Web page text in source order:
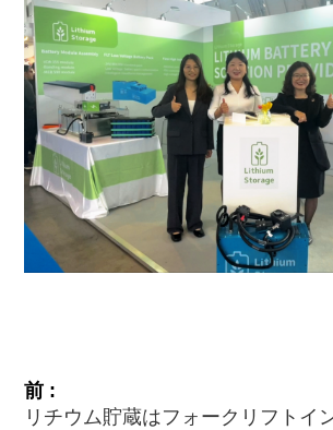
前 :
リチウム貯蔵はフォークリフトイ